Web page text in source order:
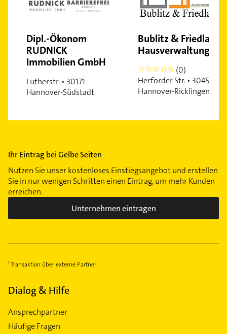
Marienwerder
Nordstadt
Oststadt
Ricklingen
Südstadt
Seelhorst
Vahrenwald
Wülferode
Waldhausen
Waldheim
Zoo
Dipl.-Ökonom
RUDNICK
Immobilien GmbH
Lutherstr. • 30171
Hannover-Südstadt
Bublitz & Friedland
Hausverwaltung
0
(0)
Herforder Str. • 30459
Hannover-Ricklingen
Ihr Eintrag bei Gelbe Seiten
Nutzen Sie unser kostenloses Einstiegsangebot und erstellen
Sie in nur wenigen Schritten einen Eintrag, um mehr Kunden
erreichen.
Unternehmen eintragen
Transaktion über externe Partner
Dialog & Hilfe
Ansprechpartner
Häufige Fragen